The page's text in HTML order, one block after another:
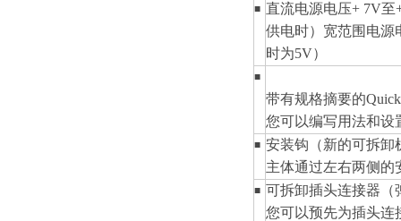
■ 直流电源电压+ 7V至
供电时） 宽范围电源
时为5V）
■
带有规格摘要的
您可以编写用法和设
■ 安装钩 （新的可拆卸
主体通过左右两侧的
■ 可拆卸插头连接器
您可以预先为插头连